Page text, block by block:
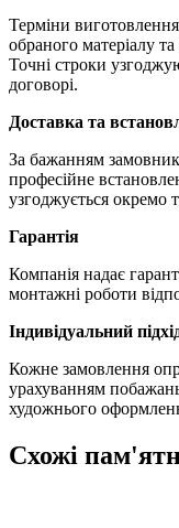
Терміни виготовлення
обраного матеріалу
Точні строки
договорі.
Доставка та
За бажанням
професійне
узгоджується окремо
Гарантія
Компанія надає
монтажні роботи
Індивідуальний
Кожне замовлення
урахуванням
художнього
Схожі